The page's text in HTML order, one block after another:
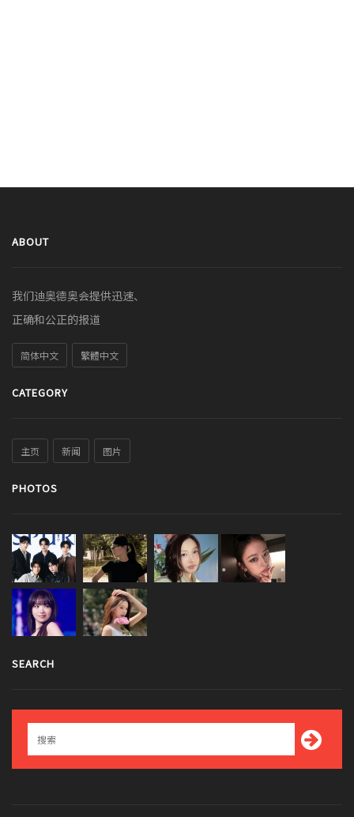
ABOUT
我们迪奥德奥会提供迅速、
正确和公正的报道
简体中文 繁體中文
CATEGORY
主页 新闻 图片
PHOTOS
SEARCH